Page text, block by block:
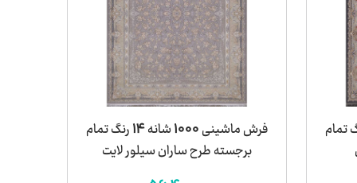
شانه 14 رنگ تمام
فرش ماشینی 1000 شانه 14 رنگ تمام
برجسته طرح ساران سیلور لایت